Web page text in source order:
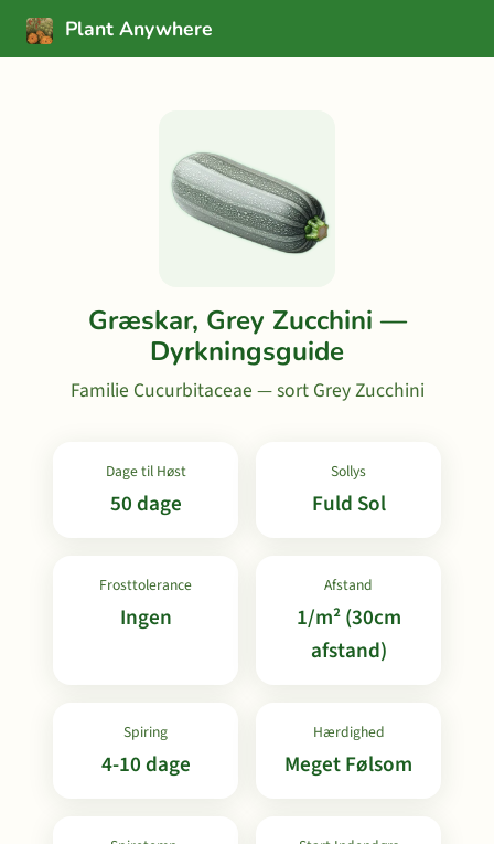
Plant Anywhere
Græskar, Grey Zucchini —
Dyrkningsguide
Familie Cucurbitaceae — sort Grey Zucchini
Dage til Høst
50 dage
Sollys
Fuld Sol
Frosttolerance
Ingen
Afstand
1/m² (30cm
afstand)
Spiring
4-10 dage
Hærdighed
Meget Følsom